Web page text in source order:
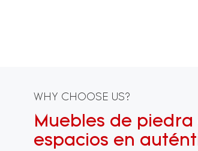
WHY CHOOSE US?
Muebles de
espacios en